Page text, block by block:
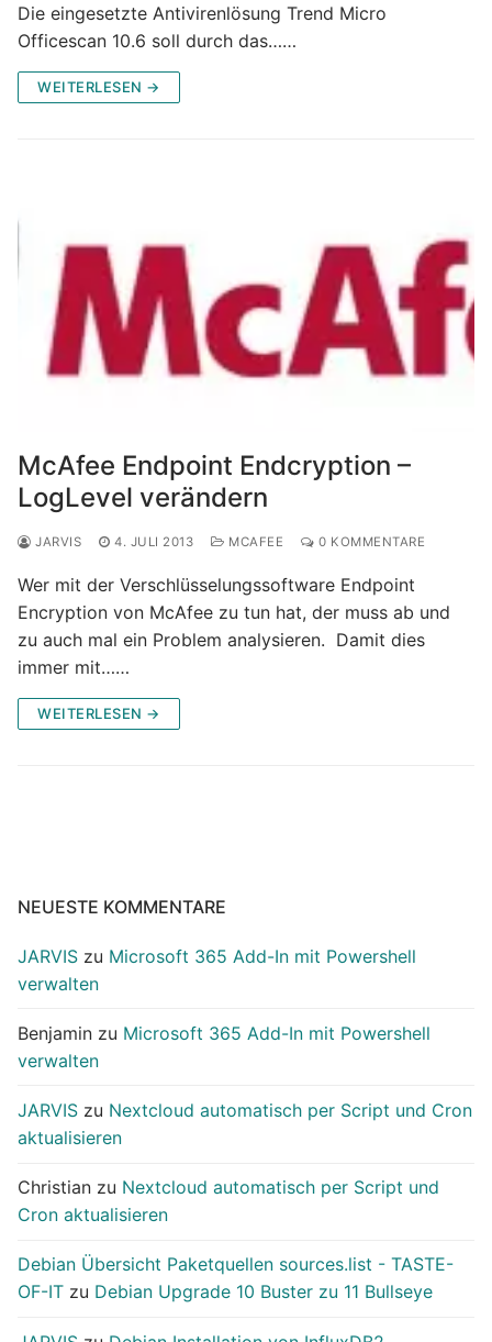
Die eingesetzte Antivirenlösung Trend Micro
Officescan 10.6 soll durch das……
WEITERLESEN →
McAfee Endpoint Endcryption –
LogLevel verändern
JARVIS 4. JULI 2013 MCAFEE 0 KOMMENTARE
Wer mit der Verschlüsselungssoftware Endpoint
Encryption von McAfee zu tun hat, der muss ab und
zu auch mal ein Problem analysieren. Damit dies
immer mit……
WEITERLESEN →
NEUESTE KOMMENTARE
JARVIS zu Microsoft 365 Add-In mit Powershell
verwalten
Benjamin zu Microsoft 365 Add-In mit Powershell
verwalten
JARVIS zu Nextcloud automatisch per Script und Cron
aktualisieren
Christian zu Nextcloud automatisch per Script und
Cron aktualisieren
Debian Übersicht Paketquellen sources.list - TASTE-
OF-IT zu Debian Upgrade 10 Buster zu 11 Bullseye